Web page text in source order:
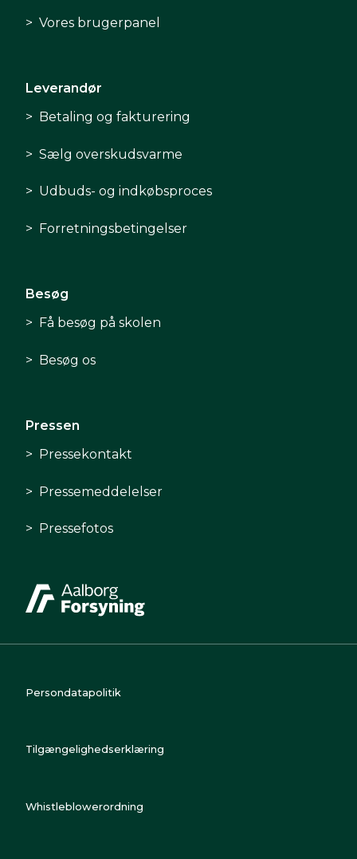
Vores brugerpanel
Leverandør
Betaling og fakturering
Sælg overskudsvarme
Udbuds- og indkøbsproces
Forretningsbetingelser
Besøg
Få besøg på skolen
Besøg os
Pressen
Pressekontakt
Pressemeddelelser
Pressefotos
Persondatapolitik
Tilgængelighedserklæring
Whistleblowerordning